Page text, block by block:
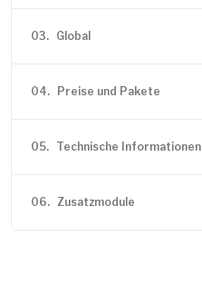
03. Global
04. Preise und Pakete
05. Technische Informationen
06. Zusatzmodule